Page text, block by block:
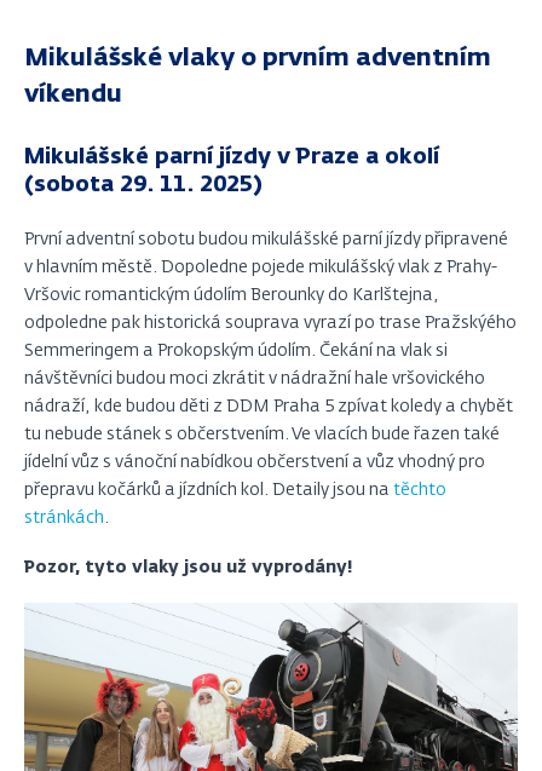
Mikulášské vlaky o prvním adventním
víkendu
Mikulášské parní jízdy v Praze a okolí
(sobota 29. 11. 2025)
První adventní sobotu budou mikulášské parní jízdy připravené
v hlavním městě. Dopoledne pojede mikulášský vlak z Prahy-
Vršovic romantickým údolím Berounky do Karlštejna,
odpoledne pak historická souprava vyrazí po trase Pražskýého
Semmeringem a Prokopským údolím. Čekání na vlak si
návštěvníci budou moci zkrátit v nádražní hale vršovického
nádraží, kde budou děti z DDM Praha 5 zpívat koledy a chybět
tu nebude stánek s občerstvením. Ve vlacích bude řazen také
jídelní vůz s vánoční nabídkou občerstvení a vůz vhodný pro
přepravu kočárků a jízdních kol. Detaily jsou na těchto
stránkách.
Pozor, tyto vlaky jsou už vyprodány!